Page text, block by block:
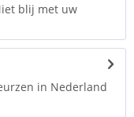
blij met uw
in Nederland